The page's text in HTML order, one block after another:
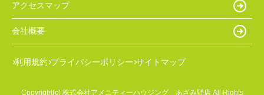
アクセスマップ
会社概要
利用規約 プライバシーポリシー サイトマップ
Copyright(c) 株式会社アメニティーハウジング あざみ野店 All Rights